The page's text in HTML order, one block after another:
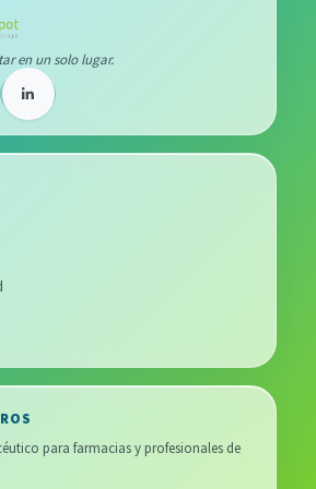
en un solo lugar.
para farmacias y profesionales de